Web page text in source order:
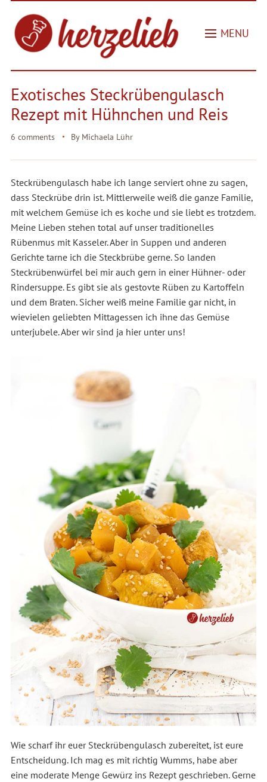
MENU
Exotisches Steckrübengulasch
Rezept mit Hühnchen und Reis
6 comments By Michaela Lühr
Steckrübengulasch habe ich lange serviert ohne zu sagen,
dass Steckrübe drin ist. Mittlerweile weiß die ganze Familie,
mit welchem Gemüse ich es koche und sie liebt es trotzdem.
Meine Lieben stehen total auf unser traditionelles
Rübenmus mit Kasseler. Aber in Suppen und anderen
Gerichte tarne ich die Steckbrübe gerne. So landen
Steckrübenwürfel bei mir auch gern in einer Hühner- oder
Rindersuppe. Es gibt sie als gestovte Rüben zu Kartoffeln
und dem Braten. Sicher weiß meine Familie gar nicht, in
wievielen geliebten Mittagessen ich ihne das Gemüse
unterjubele. Aber wir sind ja hier unter uns!
Wie scharf ihr euer Steckrübengulasch zubereitet, ist eure
Entscheidung. Ich mag es mit richtig Wumms, habe aber
eine moderate Menge Gewürz ins Rezept geschrieben. Gerne